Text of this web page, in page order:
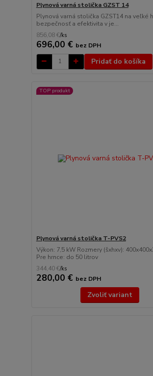
Plynová varná stolička GZST 14
Plynová varná stolička GZST14 na veľké
bezpečnosť a efektivita v je...
856,08 €/ks
696,00 € bez DPH
Pridať do košíka
TOP produkt
Plynová varná stolička T-PVS2
Výkon: 7,5 kW Rozmery (šxhxv):
Pre hrnce: do 50 litrov
344,40 €/ks
280,00 € bez DPH
Zvoliť variant